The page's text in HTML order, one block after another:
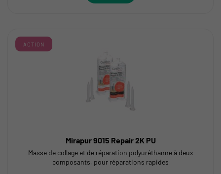
ACTION
Mirapur 9015 Repair 2K PU
Masse de collage et de réparation polyuréthanne à deux
composants, pour réparations rapides